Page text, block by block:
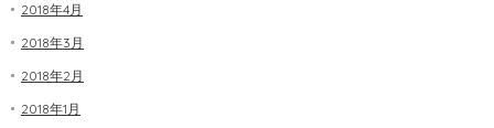
2018年4月
2018年3月
2018年2月
2018年1月